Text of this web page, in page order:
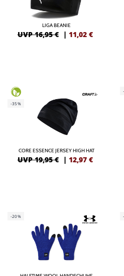
LIGA BEANIE
UVP 16,95 € | 11,02 €
-35%
CORE ESSENCE JERSEY HIGH HAT
UVP 19,95 € | 12,97 €
-20%